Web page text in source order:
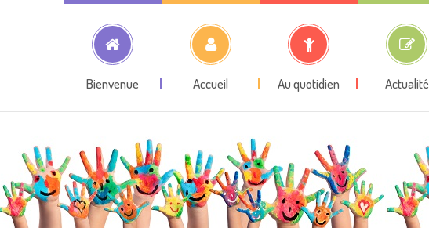
Bienvenue Accueil Au quotidien Actualité